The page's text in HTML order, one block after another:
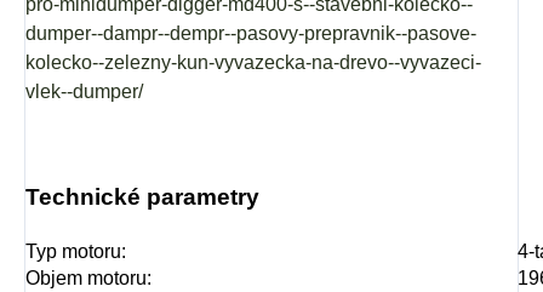
dumper--dampr--dempr--pasovy-prepravnik--pasove-
kolecko--zelezny-kun-vyvazecka-na-drevo--vyvazeci-
vlek--dumper/
Technické parametry
Typ motoru:
4-
Objem motoru: